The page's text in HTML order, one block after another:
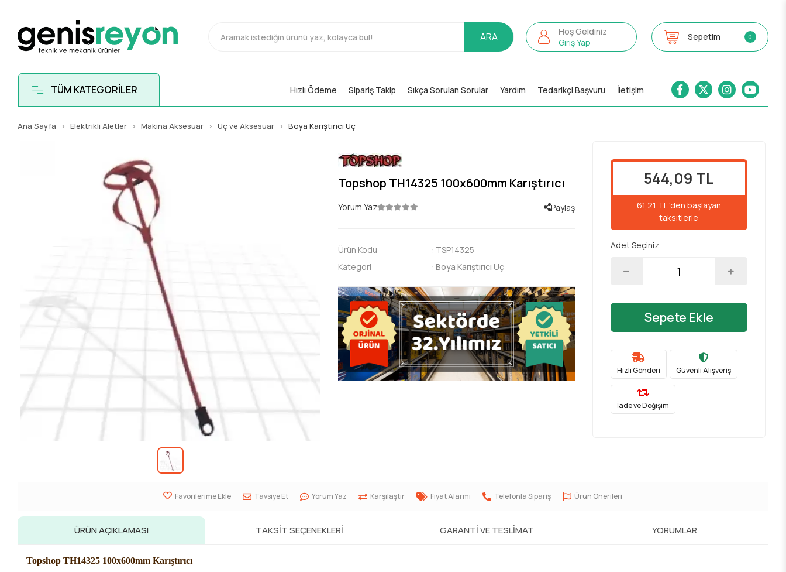
ARA
Hoş Geldiniz
Giriş Yap
Sepetim 0
TÜM KATEGORİLER Hızlı Ödeme Sipariş Takip Sıkça Sorulan Sorular Yardım Tedarikçi Başvuru İletişim
Ana Sayfa Elektrikli Aletler Makina Aksesuar Uç ve Aksesuar Boya Karıştırıcı Uç
Topshop TH14325 100x600mm Karıştırıcı
Yorum Yaz Paylaş
Ürün Kodu : TSP14325
Kategori
:Boya Karıştırıcı Uç
544,09 TL
61,21 TL 'den başlayan
taksitlerle
Adet Seçiniz
Sepete Ekle
Hızlı Gönderi Güvenli Alışveriş
İade ve Değişim
Favorilerime Ekle Tavsiye Et Yorum Yaz Karşılaştır Fiyat Alarmı Telefonla Sipariş Ürün Önerileri
ÜRÜN AÇIKLAMASI TAKSIT SEÇENEKLERI GARANTI VE TESLIMAT YORUMLAR
Topshop TH14325 100x600mm Karıştırıcı